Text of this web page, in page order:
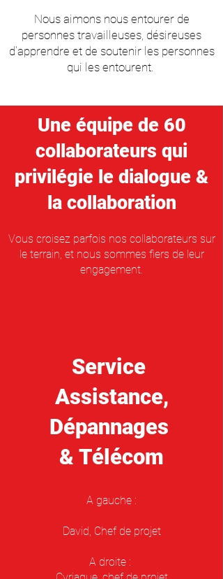
Nous aimons nous entourer de
personnes travailleuses, désireuses
d'apprendre et de soutenir les personnes
qui les entourent.
Une équipe de 60
collaborateurs qui
privilégie le dialogue &
la collaboration
Vous croisez parfois nos collaborateurs sur
le terrain, et nous sommes fiers de leur
engagement.
Service
Assistance,
Dépannages
& Télécom
A gauche :
David, Chef de projet
A droite :